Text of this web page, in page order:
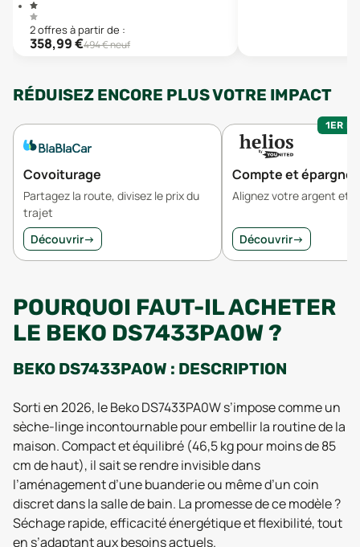
2offresà partir de :
358,99€494€ neuf
RÉDUISEZ ENCORE PLUS VOTRE IMPACT
Covoiturage
Partagez la route, divisez le prix du
trajet
Découvrir→
1ER
Compte et épargne
Alignez votre argent et
Découvrir→
POURQUOI FAUT-IL ACHETER
LE BEKO DS7433PA0W ?
BEKO DS7433PA0W : DESCRIPTION
Sorti en 2026, le Beko DS7433PA0W s’impose comme un
sèche-linge incontournable pour embellir la routine de la
maison. Compact et équilibré (46,5 kg pour moins de 85
cm de haut), il sait se rendre invisible dans
l’aménagement d’une buanderie ou même d’un coin
discret dans la salle de bain. La promesse de ce modèle ?
Séchage rapide, efficacité énergétique et flexibilité, tout
en s’adaptant aux besoins actuels.